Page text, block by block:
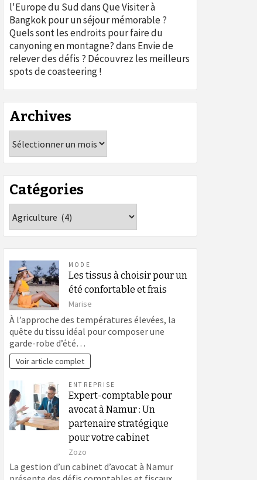
l'Europe du SuddansQue Visiter à
Bangkok pour un séjour mémorable ?
Quels sont les endroits pour faire du
canyoning en montagne?dans Envie de
relever des défis ? Découvrez les meilleurs
spots de coasteering !
Archives
Catégories
MODE
Les tissus à choisir pour un
été confortable et frais
Marise
À l’approche des températures élevées, la
quête du tissu idéal pour composer une
garde-robe d’été…
Voir article complet
ENTREPRISE
Expert-comptable pour
avocat à Namur : Un
partenaire stratégique
pour votre cabinet
Zozo
La gestion d’un cabinet d’avocat à Namur